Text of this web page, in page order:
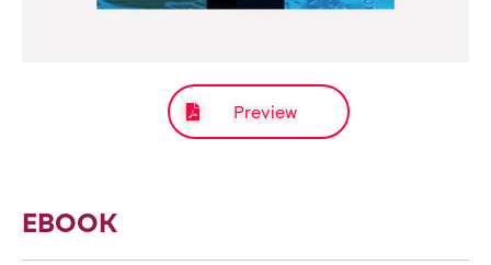
Preview
EBOOK